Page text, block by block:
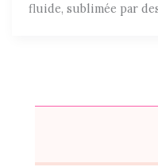
fluide, sublimée par